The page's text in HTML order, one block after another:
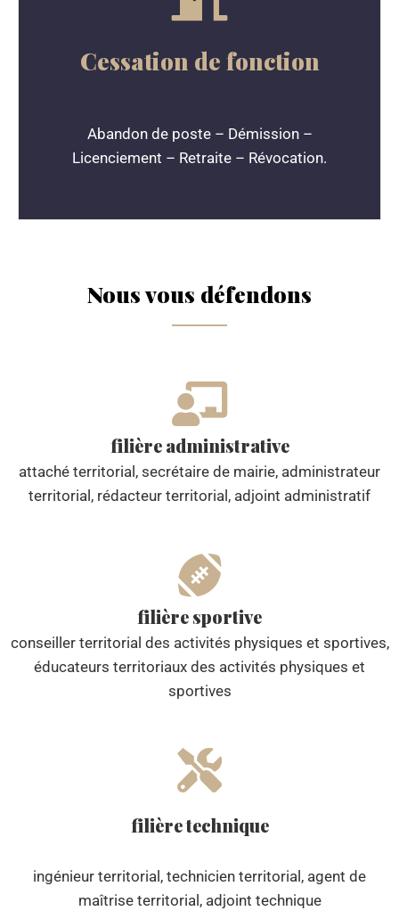
Cessation de fonction
Abandon de poste – Démission –
Licenciement – Retraite – Révocation.
Nous vous défendons
filière administrative
attaché territorial, secrétaire de mairie, administrateur
territorial, rédacteur territorial, adjoint administratif
filière sportive
conseiller territorial des activités physiques et sportives,
éducateurs territoriaux des activités physiques et
sportives
filière technique
ingénieur territorial, technicien territorial, agent de
maîtrise territorial, adjoint technique